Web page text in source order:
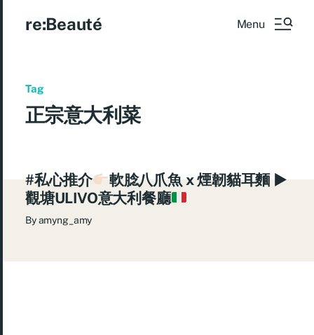
re:Beauté Menu
Tag
正宗意大利菜
#私心推介
軟腍八爪魚 x 煙韌貓耳麵 ►
觀塘ULIVO意大利餐廳
Byamyng_amy